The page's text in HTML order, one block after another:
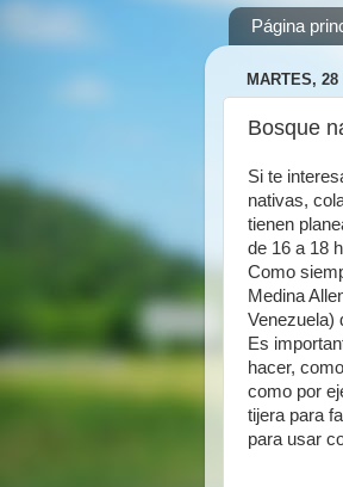
Página
MARTES,
Bosque
Si te
nativas,
tienen
de 16 a 18
Como
Medina
Venezuela)
Es
hacer,
como por
tijera para
para usar